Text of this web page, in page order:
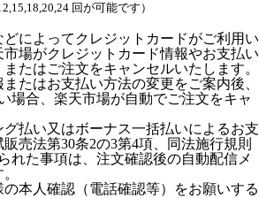
回が可能です）
によってクレジットカードがご利用い
場がクレジットカード情報やお支払い
たはご注文をキャンセルいたします。
たはお支払い方法の変更をご案内後、
場合、楽天市場が自動でご注文をキャ
払い又はボーナス一括払いによるお支
売法第30条2の3第4項、同法施行規則
れた事項は、注文確認後の自動配信メ
本人確認（電話確認等）をお願いする